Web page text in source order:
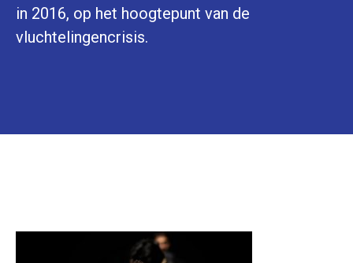
in 2016, op het hoogtepunt van de
vluchtelingencrisis.